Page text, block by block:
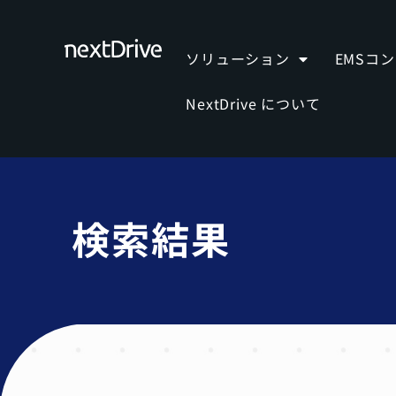
ソリューション EMSコ
NextDrive について
検索結果